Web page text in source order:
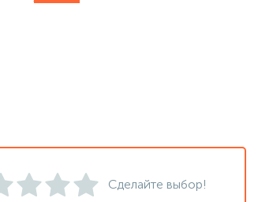
Сделайте выбор!